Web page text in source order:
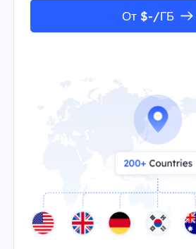
От $-/ГБ